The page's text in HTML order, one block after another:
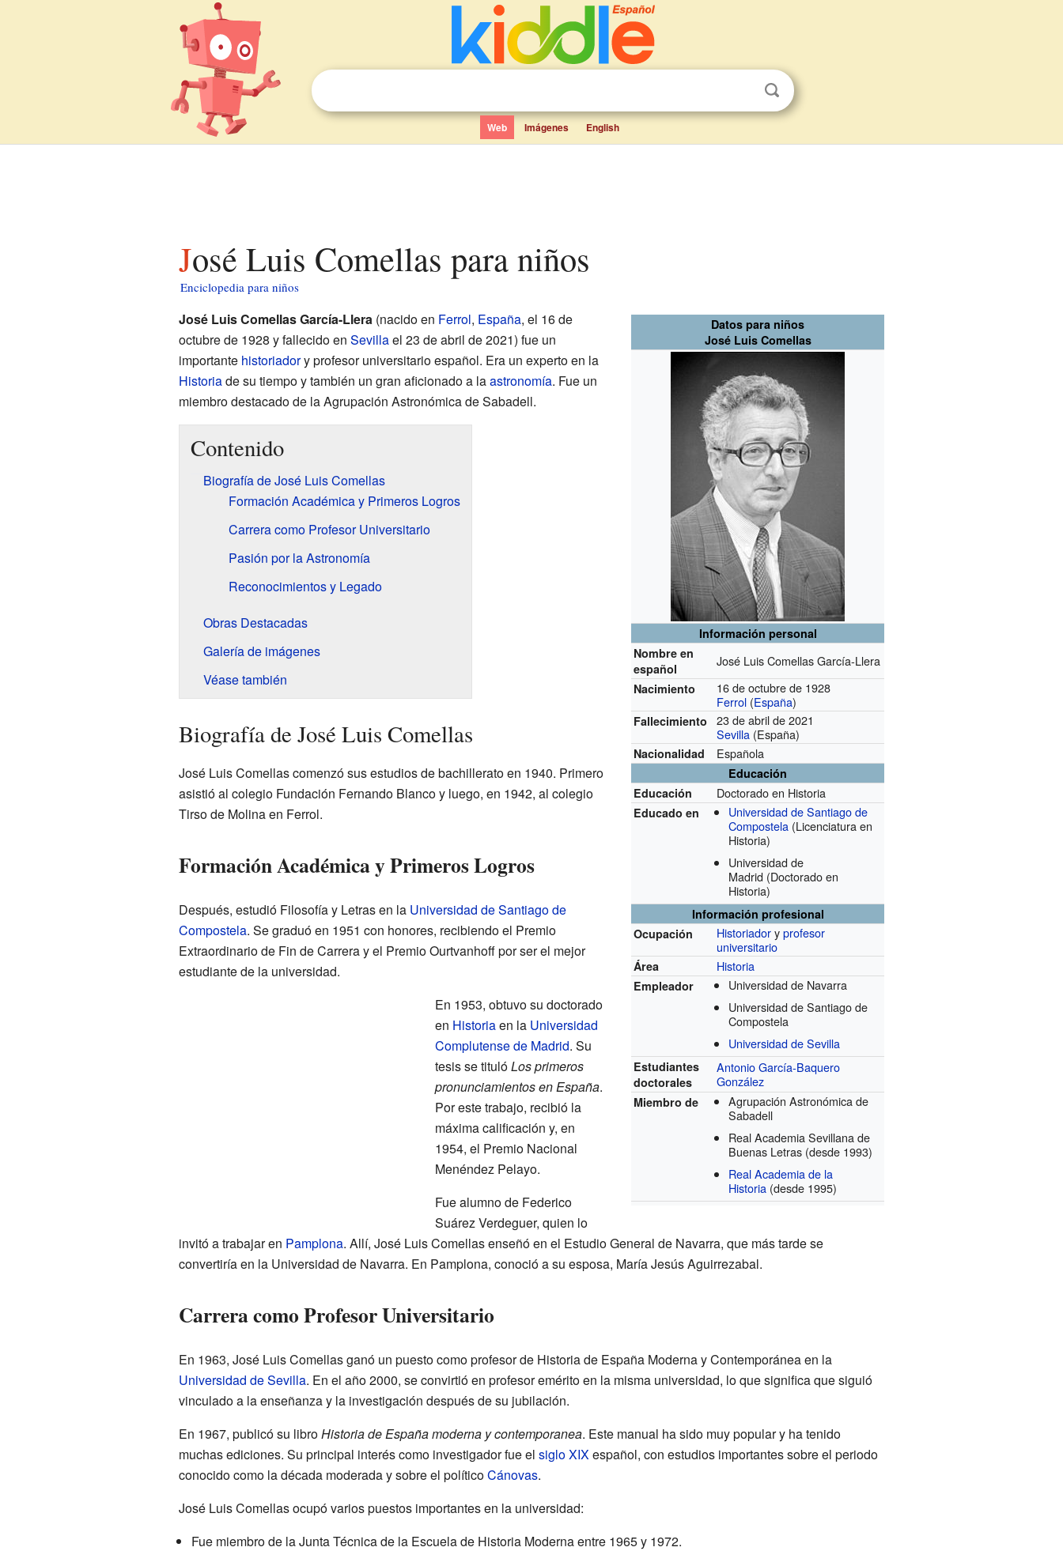
Web Imágenes English
José Luis Comellas para niños
Enciclopedia para niños
Datos para niños
José Luis Comellas
Información personal
Nombre en
español
José Luis Comellas García-Llera
Nacimiento
16 de octubre de 1928
Ferrol (España)
Fallecimiento
23 de abril de 2021
Sevilla (España)
Nacionalidad Española
Educación
Educación
Doctorado en Historia
Educado en
Universidad de Santiago de
Compostela (Licenciatura en
Historia)
Universidad de
Madrid (Doctorado en
Historia)
Información profesional
Ocupación
Historiadoryprofesor
universitario
Área Historia
Empleador
Universidad de Navarra
Universidad de Santiago de
Compostela
Universidad de Sevilla
Estudiantes
doctorales
Antonio García-Baquero
González
Miembro de
Agrupación Astronómica de
Sabadell
Real Academia Sevillana de
Buenas Letras (desde 1993)
Real Academia de la
Historia (desde 1995)
José Luis Comellas García-Llera(nacido en Ferrol, España, el 16 de
octubre de 1928 y fallecido en Sevillael 23 de abril de 2021) fue un
importante historiadory profesor universitario español. Era un experto en la
Historiade su tiempo y también un gran aficionado a laastronomía. Fue un
miembro destacado de la Agrupación Astronómica de Sabadell.
Contenido
Biografía de José Luis Comellas
Formación Académica y Primeros Logros
Carrera como Profesor Universitario
Pasión por la Astronomía
Reconocimientos y Legado
Obras Destacadas
Galería de imágenes
Véase también
Biografía de José Luis Comellas
José Luis Comellas comenzó sus estudios de bachillerato en 1940. Primero
asistió al colegio Fundación Fernando Blanco y luego, en 1942, al colegio
Tirso de Molina en Ferrol.
Formación Académica y Primeros Logros
Después, estudió Filosofía y Letras en la Universidad de Santiago de
Compostela. Se graduó en 1951 con honores, recibiendo el Premio
Extraordinario de Fin de Carrera y el Premio Ourtvanhoff por ser el mejor
estudiante de la universidad.
En 1953, obtuvo su doctorado
en Historiaen la Universidad
Complutense de Madrid. Su
tesis se titulóLos primeros
pronunciamientos en España.
Por este trabajo, recibió la
máxima calificación y, en
1954, el Premio Nacional
Menéndez Pelayo.
Fue alumno de Federico
Suárez Verdeguer, quien lo
invitó a trabajar en Pamplona. Allí, José Luis Comellas enseñó en el Estudio General de Navarra, que más tarde se
convertiría en la Universidad de Navarra. En Pamplona, conoció a su esposa, María Jesús Aguirrezabal.
Carrera como Profesor Universitario
En 1963, José Luis Comellas ganó un puesto como profesor de Historia de España Moderna y Contemporánea en la
Universidad de Sevilla. En el año 2000, se convirtió en profesor emérito en la misma universidad, lo que significa que siguió
vinculado a la enseñanza y la investigación después de su jubilación.
En 1967, publicó su libroHistoria de España moderna y contemporanea. Este manual ha sido muy popular y ha tenido
muchas ediciones. Su principal interés como investigador fue el siglo XIXespañol, con estudios importantes sobre el periodo
conocido como la década moderada y sobre el políticoCánovas.
José Luis Comellas ocupó varios puestos importantes en la universidad:
Fue miembro de la Junta Técnica de la Escuela de Historia Moderna entre 1965 y 1972.